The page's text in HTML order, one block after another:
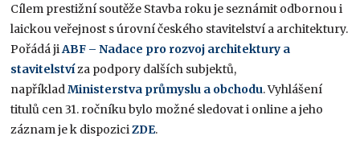
Cílem prestižní soutěže Stavba roku je seznámit odbornou i
laickou veřejnost s úrovní českého stavitelství a architektury.
Pořádá jiABF – Nadace pro rozvoj architektury a
stavitelstvíza podpory dalších subjektů,
napříkladMinisterstva průmyslu a obchodu. Vyhlášení
titulů cen 31. ročníku bylo možné sledovat i online a jeho
záznam je k dispoziciZDE.